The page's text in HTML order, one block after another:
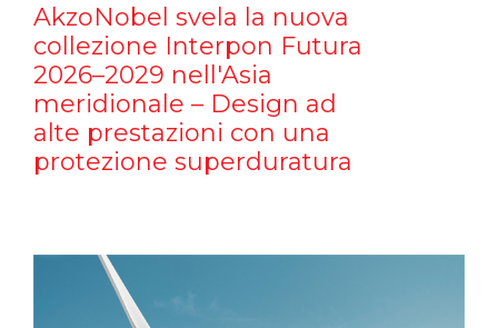
AkzoNobel svela la nuova
collezione Interpon Futura
2026–2029 nell'Asia
meridionale – Design ad
alte prestazioni con una
protezione superduratura